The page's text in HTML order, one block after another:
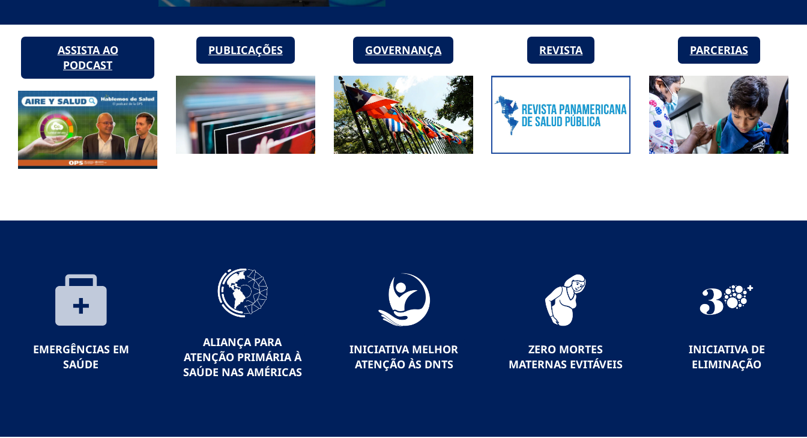
ASSISTA AO
PODCAST
PUBLICAÇÕES GOVERNANÇA REVISTA PARCERIAS
EMERGÊNCIAS EM
SAÚDE
ALIANÇA PARA
ATENÇÃO PRIMÁRIA À
SAÚDE NAS AMÉRICAS
INICIATIVA MELHOR
ATENÇÃO ÀS DNTS
ZERO MORTES
MATERNAS EVITÁVEIS
INICIATIVA DE
ELIMINAÇÃO